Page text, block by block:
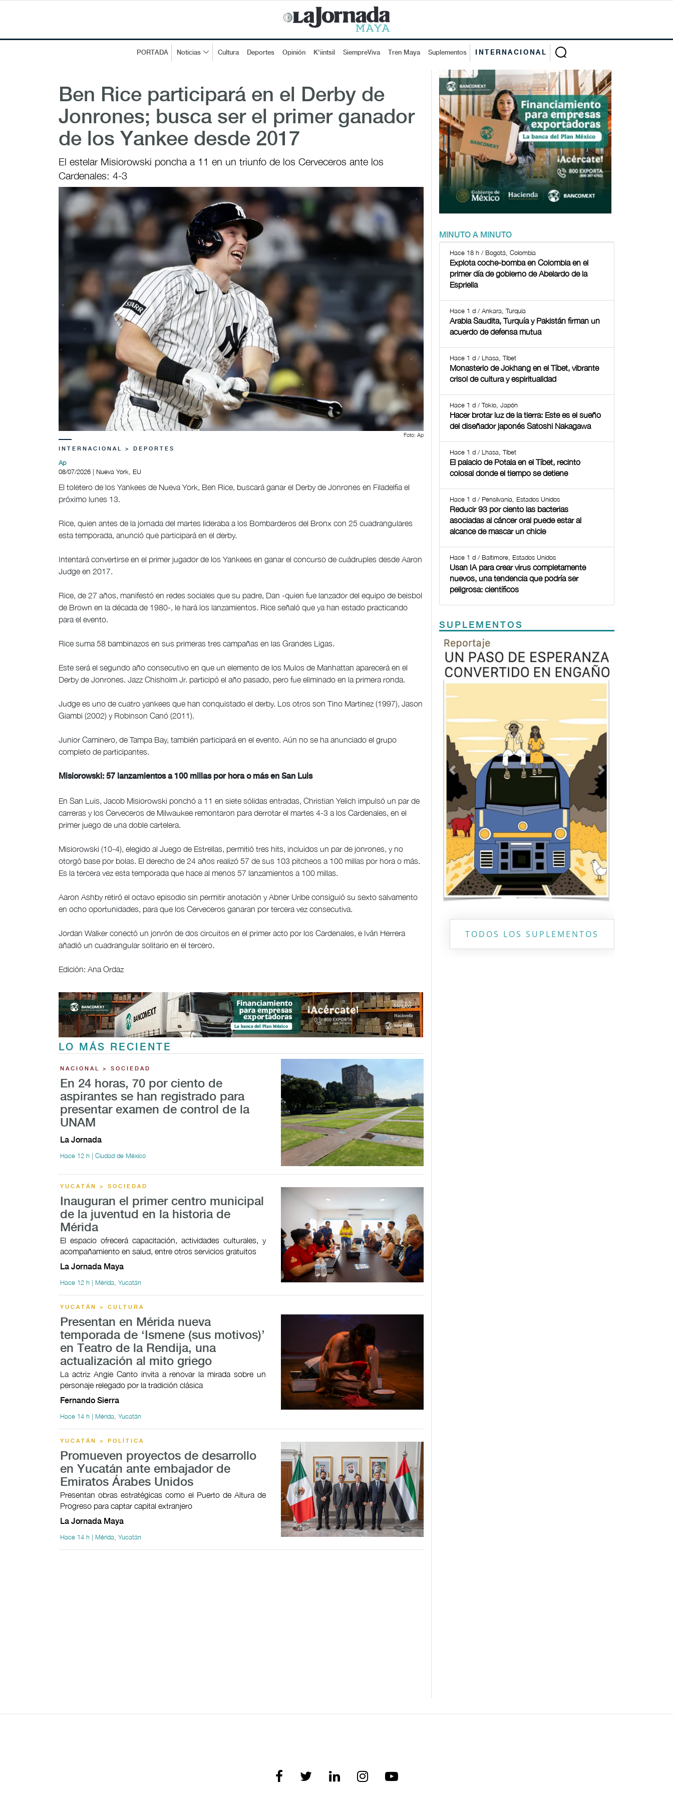
PORTADA Noticias Cultura Deportes Opinión K'iintsil SiempreViva Tren Maya Suplementos INTERNACIONAL
Ben Rice participará en el Derby de
Jonrones; busca ser el primer ganador
de los Yankee desde 2017
El estelar Misiorowski poncha a 11 en un triunfo de los Cerveceros ante los
Cardenales: 4-3
Foto: Ap
INTERNACIONAL > DEPORTES
Ap
08/07/2026 | Nueva York, EU
El toletero de los Yankees de Nueva York, Ben Rice, buscará ganar el Derby de Jonrones en Filadelfia el
próximo lunes 13.
Rice, quien antes de la jornada del martes lideraba a los Bombarderos del Bronx con 25 cuadrangulares
esta temporada, anunció que participará en el derby.
Intentará convertirse en el primer jugador de los Yankees en ganar el concurso de cuádruples desde Aaron
Judge en 2017.
Rice, de 27 años, manifestó en redes sociales que su padre, Dan -quien fue lanzador del equipo de beisbol
de Brown en la década de 1980-, le hará los lanzamientos. Rice señaló que ya han estado practicando
para el evento.
Rice suma 58 bambinazos en sus primeras tres campañas en las Grandes Ligas.
Este será el segundo año consecutivo en que un elemento de los Mulos de Manhattan aparecerá en el
Derby de Jonrones. Jazz Chisholm Jr. participó el año pasado, pero fue eliminado en la primera ronda.
Judge es uno de cuatro yankees que han conquistado el derby. Los otros son Tino Martinez (1997), Jason
Giambi (2002) y Robinson Canó (2011).
Junior Caminero, de Tampa Bay, también participará en el evento. Aún no se ha anunciado el grupo
completo de participantes.
Misiorowski: 57 lanzamientos a 100 millas por hora o más en San Luis
En San Luis, Jacob Misiorowski ponchó a 11 en siete sólidas entradas, Christian Yelich impulsó un par de
carreras y los Cerveceros de Milwaukee remontaron para derrotar el martes 4-3 a los Cardenales, en el
primer juego de una doble cartelera.
Misiorowski (10-4), elegido al Juego de Estrellas, permitió tres hits, incluidos un par de jonrones, y no
otorgó base por bolas. El derecho de 24 años realizó 57 de sus 103 pitcheos a 100 millas por hora o más.
Es la tercera vez esta temporada que hace al menos 57 lanzamientos a 100 millas.
Aaron Ashby retiró el octavo episodio sin permitir anotación y Abner Uribe consiguió su sexto salvamento
en ocho oportunidades, para que los Cerveceros ganaran por tercera vez consecutiva.
Jordan Walker conectó un jonrón de dos circuitos en el primer acto por los Cardenales, e Iván Herrera
añadió un cuadrangular solitario en el tercero.
Edición: Ana Ordaz
LO MÁS RECIENTE
NACIONAL > SOCIEDAD
En 24 horas, 70 por ciento de
aspirantes se han registrado para
presentar examen de control de la
UNAM
La Jornada
Hace 12 h | Ciudad de México
YUCATÁN > SOCIEDAD
Inauguran el primer centro municipal
de la juventud en la historia de
Mérida
El espacio ofrecerá capacitación, actividades culturales, y
acompañamiento en salud, entre otros servicios gratuitos
La Jornada Maya
Hace 12 h | Mérida, Yucatán
YUCATÁN > CULTURA
Presentan en Mérida nueva
temporada de ‘Ismene (sus motivos)’
en Teatro de la Rendija, una
actualización al mito griego
La actriz Angie Canto invita a renovar la mirada sobre un
personaje relegado por la tradición clásica
Fernando Sierra
Hace 14 h | Mérida, Yucatán
YUCATÁN > POLÍTICA
Promueven proyectos de desarrollo
en Yucatán ante embajador de
Emiratos Árabes Unidos
Presentan obras estratégicas como el Puerto de Altura de
Progreso para captar capital extranjero
La Jornada Maya
Hace 14 h | Mérida, Yucatán
MINUTO A MINUTO
Hace 18 h / Bogotá, Colombia
Explota coche-bomba en Colombia en el
primer día de gobierno de Abelardo de la
Espriella
Hace 1 d / Ankara, Turquía
Arabia Saudita, Turquía y Pakistán firman un
acuerdo de defensa mutua
Hace 1 d / Lhasa, Tíbet
Monasterio de Jokhang en el Tíbet, vibrante
crisol de cultura y espiritualidad
Hace 1 d / Tokio, Japón
Hacer brotar luz de la tierra: Este es el sueño
del diseñador japonés Satoshi Nakagawa
Hace 1 d / Lhasa, Tíbet
El palacio de Potala en el Tíbet, recinto
colosal donde el tiempo se detiene
Hace 1 d / Pensilvania, Estados Unidos
Reducir 93 por ciento las bacterias
asociadas al cáncer oral puede estar al
alcance de mascar un chicle
Hace 1 d / Baltimore, Estados Unidos
Usan IA para crear virus completamente
nuevos, una tendencia que podría ser
peligrosa: científicos
SUPLEMENTOS
Previous
TODOS LOS SUPLEMENTOS